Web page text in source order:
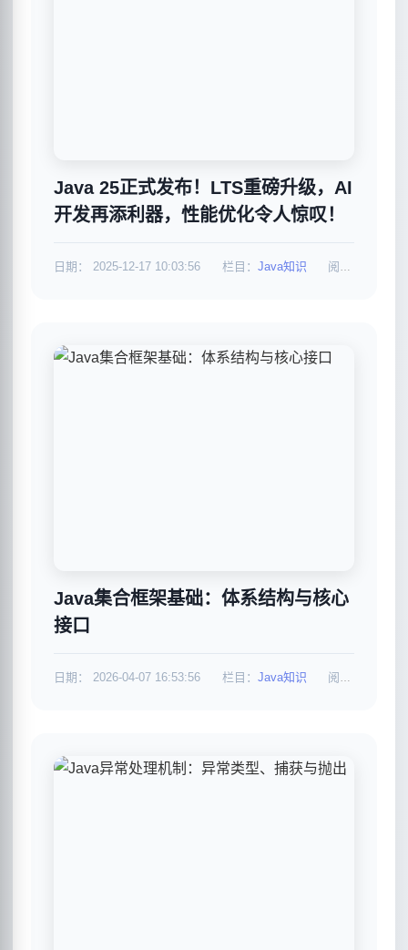
Java 25正式发布！LTS重磅升级，AI
开发再添利器，性能优化令人惊叹！
日期： 2025-12-17 10:03:56 栏目： Java知识 阅读：602
Java集合框架基础：体系结构与核心
接口
日期： 2026-04-07 16:53:56 栏目： Java知识 阅读：679